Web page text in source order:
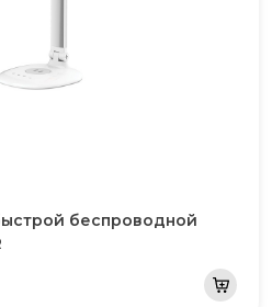
беспроводной